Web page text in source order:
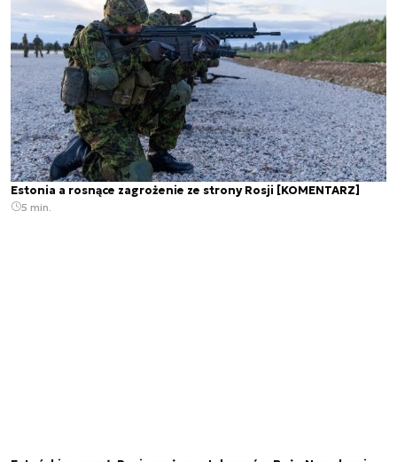
Estonia a rosnące zagrożenie ze strony Rosji [KOMENTARZ]
5 min.